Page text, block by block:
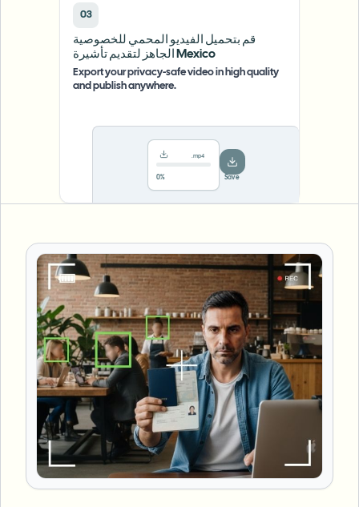
03
قم بتحميل الفيديو المحمي للخصوصية
الجاهز لتقديم تأشيرة Mexico
Export your privacy-safe video in high quality
and publish anywhere.
.mp4
78% ···